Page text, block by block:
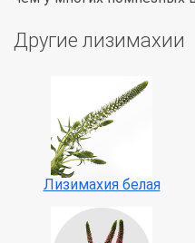
Другие лизимахии
Лизимахия белая